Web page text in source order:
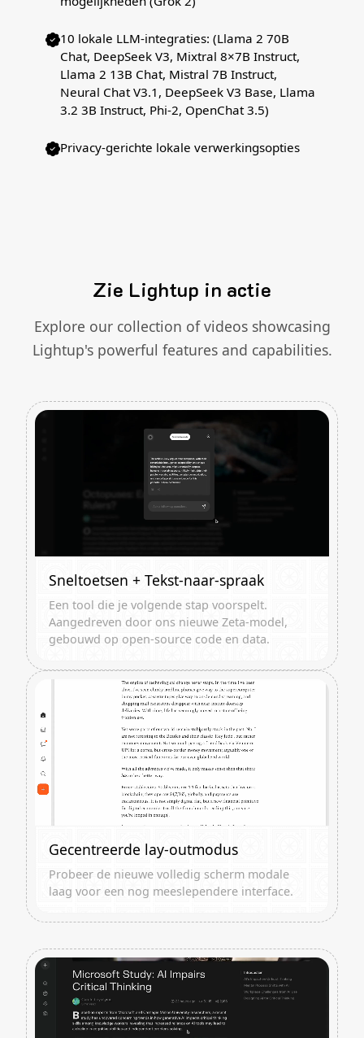
10 lokale LLM-integraties: (Llama 2 70B
Chat, DeepSeek V3, Mixtral 8×7B Instruct,
Llama 2 13B Chat, Mistral 7B Instruct,
Neural Chat V3.1, DeepSeek V3 Base, Llama
3.2 3B Instruct, Phi-2, OpenChat 3.5)
Privacy-gerichte lokale verwerkingsopties
Zie Lightup in actie
Explore our collection of videos showcasing
Lightup's powerful features and capabilities.
Sneltoetsen + Tekst-naar-spraak
Een tool die je volgende stap voorspelt.
Aangedreven door ons nieuwe Zeta-model,
gebouwd op open-source code en data.
Gecentreerde lay-outmodus
Probeer de nieuwe volledig scherm modale
laag voor een nog meeslependere interface.